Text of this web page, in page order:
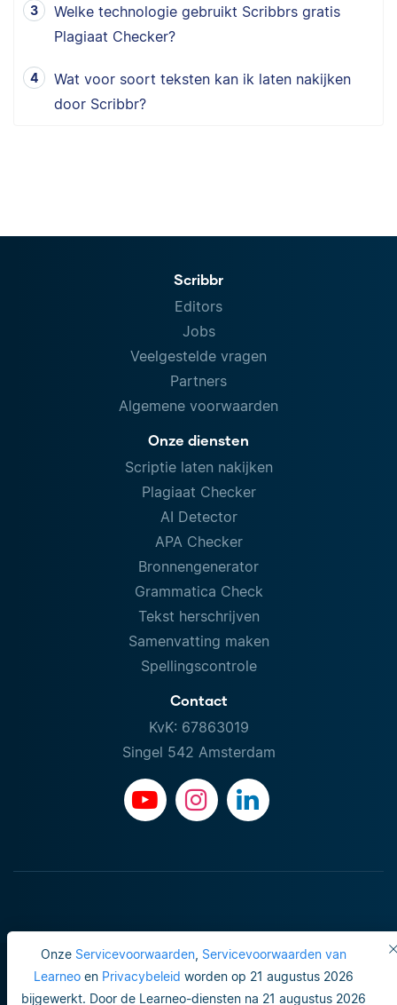
Onze Servicevoorwaarden, Servicevoorwaarden van
Learneoen Privacybeleid worden op 21 augustus 2026
bijgewerkt. Door de Learneo-diensten na 21 augustus 2026
Welke technologie gebruikt Scribbrs gratis
Plagiaat Checker?
Wat voor soort teksten kan ik laten nakijken
door Scribbr?
Scribbr
Editors
Jobs
Veelgestelde vragen
Partners
Algemene voorwaarden
Onze diensten
Scriptie laten nakijken
Plagiaat Checker
AI Detector
APA Checker
Bronnengenerator
Grammatica Check
Tekst herschrijven
Samenvatting maken
Spellingscontrole
Contact
KvK: 67863019
Singel 542 Amsterdam